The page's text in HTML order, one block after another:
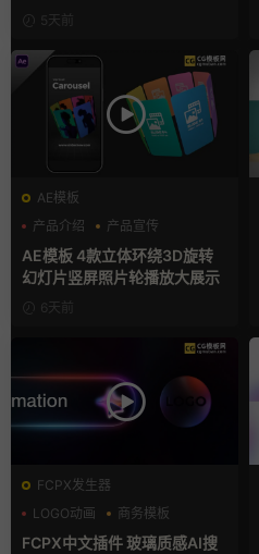
5天前
AE模板
产品介绍
产品宣传
产品展示
AE模板 4款立体环绕3D旋转
幻灯片竖屏照片轮播放大展示
6天前
FCPX发生器
LOGO动画
商务模板
支持Intel+M芯片
FCPX中文插件 玻璃质感AI搜